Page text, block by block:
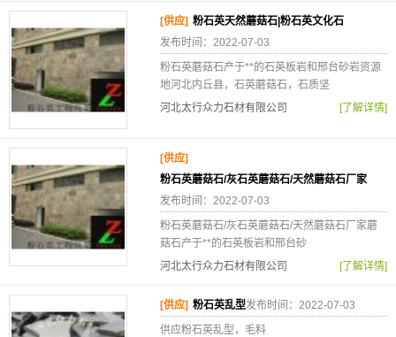
[供应] 粉石英天然蘑菇石|粉石英文化石
发布时间：2022-07-03
粉石英蘑菇石产于**的石英板岩和邢台砂岩资源
地河北内丘县，石英蘑菇石，石质坚
河北太行众力石材有限公司
[了解详情]
[供应]
粉石英蘑菇石/灰石英蘑菇石/天然蘑菇石厂家
发布时间：2022-07-03
粉石英蘑菇石/灰石英蘑菇石/天然蘑菇石厂家蘑
菇石产于**的石英板岩和邢台砂
河北太行众力石材有限公司
[了解详情]
[供应] 粉石英乱型发布时间：2022-07-03
供应粉石英乱型，毛料